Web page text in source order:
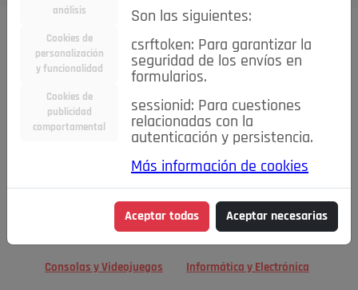
TODAS Deporte Bicicletas Deportes y Ocio
Electrodomésticos
Niños y Bebés Inmobiliaria Construcción y Reformas
Moda Accesorios Ropa Motor
Motor y Accesorios Motos Ocio
Cine, Libros y Música Coleccionismo
Consolas y Videojuegos Informática y Electrónica
análisis
Cookies de
personalización
y funcionalidad
Cookies de
publicidad
comportamental
Son las siguientes:
csrftoken: Para garantizar la
seguridad de los envíos en
formularios.
sessionid: Para cuestiones
relacionadas con la
autenticación y persistencia.
Más información de cookies
Aceptar todas Aceptar necesarias